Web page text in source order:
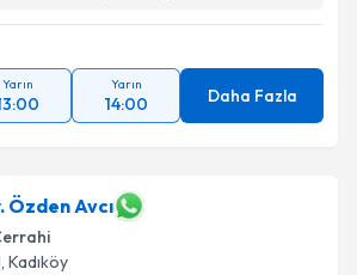
Yarın Yarın
14:00 Daha Fazla
Özden Avcı
, Kadıköy